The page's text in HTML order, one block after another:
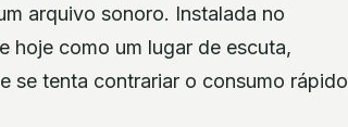
arquivo sonoro. Instalada no
hoje como um lugar de escuta,
se tenta contrariar o consumo rápido